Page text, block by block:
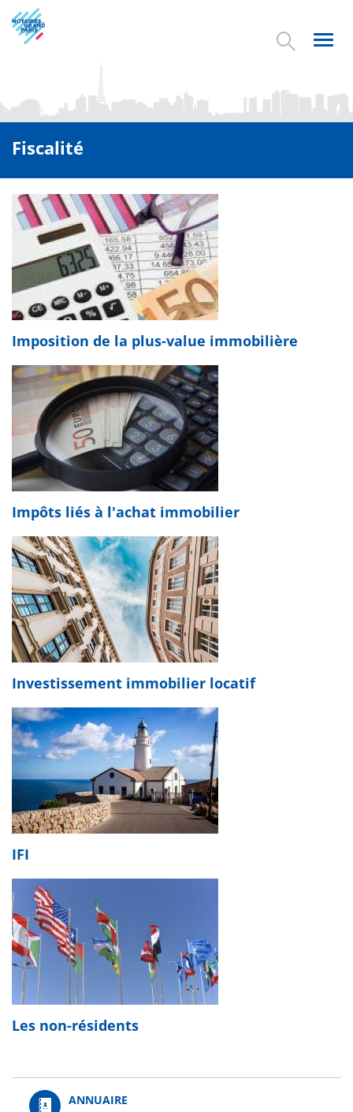
Aller
au
contenu
Fiscalité
Imposition de la plus-value immobilière
Impôts liés à l'achat immobilier
Investissement immobilier locatif
IFI
Les non-résidents
ANNUAIRE